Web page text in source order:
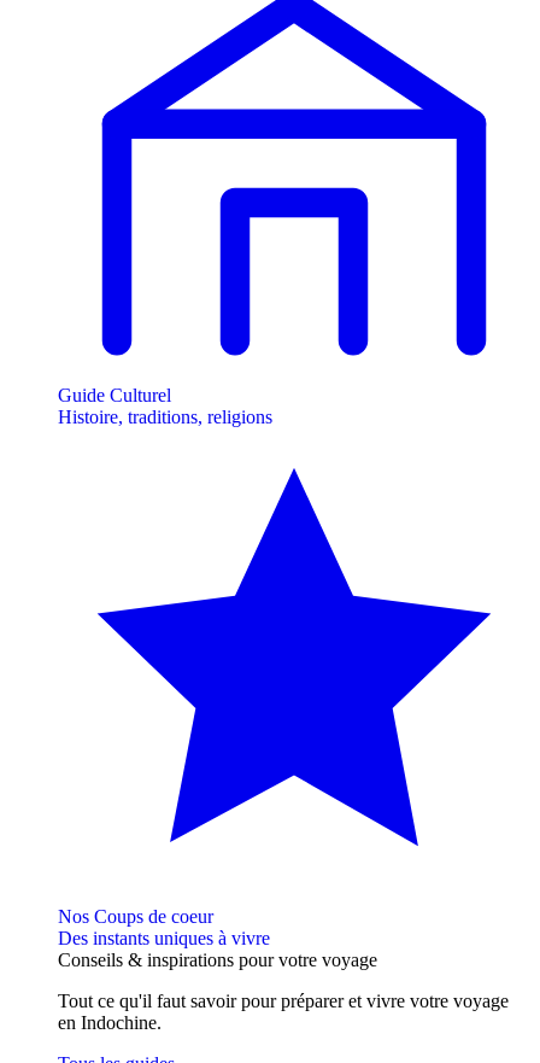
Guide Culturel
Histoire, traditions, religions
Nos Coups de coeur
Des instants uniques à vivre
Conseils & inspirations pour votre voyage
Tout ce qu'il faut savoir pour préparer et vivre votre voyage
en Indochine.